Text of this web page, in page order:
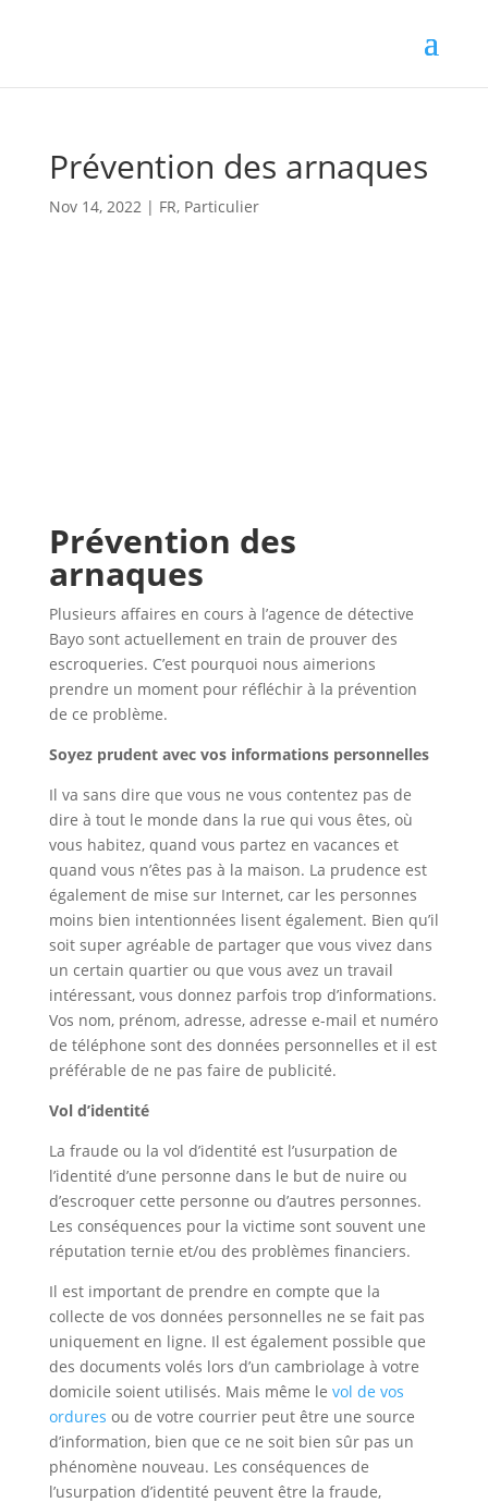
Prévention des arnaques
Nov 14, 2022| FR, Particulier
Prévention des
arnaques
Plusieurs affaires en cours à l’agence de détective
Bayo sont actuellement en train de prouver des
escroqueries. C’est pourquoi nous aimerions
prendre un moment pour réfléchir à la prévention
de ce problème.
Soyez prudent avec vosinformations personnelles
Il va sans dire que vous ne vous contentez pas de
dire à tout le monde dans la rue qui vous êtes, où
vous habitez, quand vous partez en vacances et
quand vous n’êtes pas à la maison. La prudence est
également de mise sur Internet, car les personnes
moins bien intentionnées lisent également. Bien qu’il
soit super agréable de partager que vous vivez dans
un certain quartier ou que vous avez un travail
intéressant, vous donnez parfois trop d’informations.
Vos nom, prénom, adresse, adresse e-mail et numéro
de téléphone sont des données personnelles et il est
préférable de ne pas faire de publicité.
Vol d’identité
La fraude ou la vol d’identité est l’usurpation de
l’identité d’une personne dans le but de nuire ou
d’escroquer cette personne ou d’autres personnes.
Les conséquences pour la victime sont souvent une
réputation ternie et/ou des problèmes financiers.
Il est important de prendre en compte que la
collecte de vos données personnelles ne se fait pas
uniquement en ligne. Il est également possible que
des documents volés lors d’un cambriolage à votre
domicile soient utilisés. Mais même le vol de vos
ordures ou de votre courrier peut être une source
d’information, bien que ce ne soit bien sûr pas un
phénomène nouveau. Les conséquences de
l’usurpation d’identité peuvent être la fraude,